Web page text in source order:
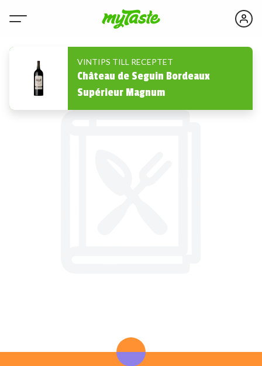
VINTIPS TILL RECEPTET
Château de Seguin Bordeaux
Supérieur Magnum